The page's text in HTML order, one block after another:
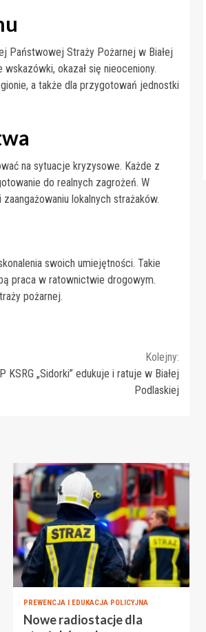
Państwowej Straży Pożarnej w Białej
okazał się nieoceniony.
a także dla przygotowań jednostki
na sytuacje kryzysowe. Każde z
do realnych zagrożeń. W
lokalnych strażaków.
swoich umiejętności. Takie
praca w ratownictwie drogowym.
pożarnej.
Kolejny:
KSRG „Sidorki” edukuje i ratuje w Białej
Podlaskiej
PREWENCJA I EDUKACJA POLICYJNA
Nowe radiostacje dla